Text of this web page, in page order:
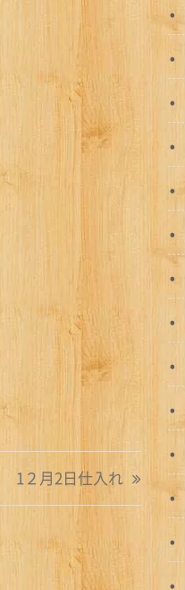
1２月2日仕入れ